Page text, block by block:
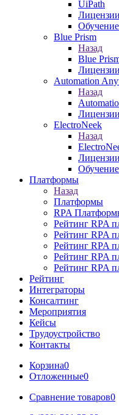
UiPath
Blue Prism
Назад
Blue
Automation
Назад
ElectroNeek
Назад
Платформы
Назад
Платформы
RPA
Рейтинг RPA
Рейтинг RPA
Рейтинг RPA
Рейтинг RPA
Рейтинг RPA
Рейтинг
Интеграторы
Консалтинг
Mероприятия
Кейсы
Трудоустройство
Контакты
Корзина0
Отложенные0
Сравнение товаров0